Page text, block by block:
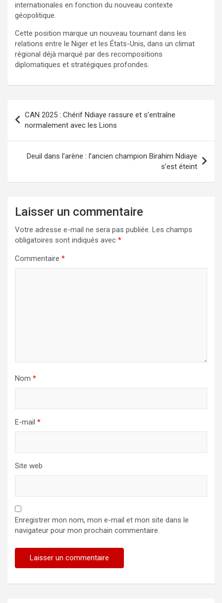
internationales en fonction du nouveau contexte
géopolitique.
Cette position marque un nouveau tournant dans les
relations entre le Niger et les États-Unis, dans un climat
régional déjà marqué par des recompositions
diplomatiques et stratégiques profondes.
CAN 2025 : Chérif Ndiaye rassure et s’entraîne
normalement avec les Lions
Deuil dans l’arène : l’ancien champion Birahim Ndiaye
s’est éteint
Laisser un commentaire
Votre adresse e-mail ne sera pas publiée. Les champs
obligatoires sont indiqués avec *
Commentaire *
Nom *
E-mail *
Site web
Enregistrer mon nom, mon e-mail et mon site dans le
navigateur pour mon prochain commentaire.